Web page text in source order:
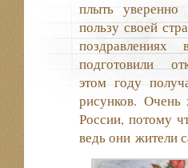
плыть уверенно
пользу своей
подготовили
этом году
рисунков. Очень
России, потому
ведь они жители